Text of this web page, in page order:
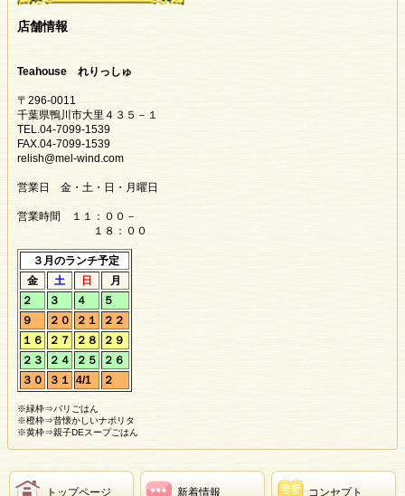
店舗情報
Teahouse れりっしゅ
〒296-0011
千葉県鴨川市大里４３５－１
TEL.04-7099-1539
FAX.04-7099-1539
relish@mel-wind.com
営業日 金・土・日・月曜日
営業時間 １１：００－
１８：００
３月のランチ予定
金
土 日
月
２
３ ４
５
９
２０ ２１
２２
１６
２７ ２８
２９
２３
２４ ２５
２６
３０
３１ 4/1 ２
※緑枠⇒バリごはん
※橙枠⇒昔懐かしいナポリタ
※黄枠⇒親子DEスープごはん
トップページ 新着情報 コンセプト